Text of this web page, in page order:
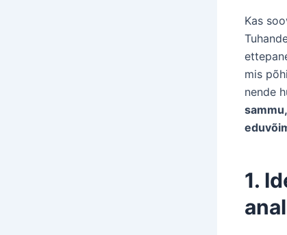
Kas
mis
nende
1.